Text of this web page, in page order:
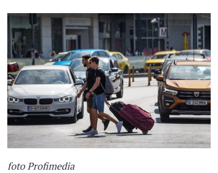
foto Profimedia